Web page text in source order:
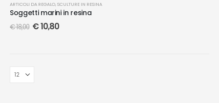
ARTICOLI DA REGALO, SCULTURE IN RESINA
Soggetti marini in resina
€18,00 €10,80